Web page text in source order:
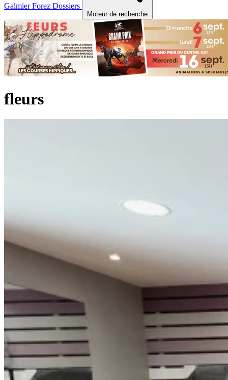
GalmierForez Dossiers
Moteur de recherche
fleurs